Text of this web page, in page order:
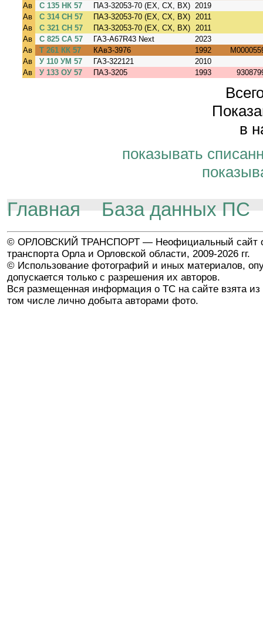
Ав
С 135 НК 57 ПАЗ-32053-70 (EX, CX, BX)
2019
Ав
С 314 СН 57 ПАЗ-32053-70 (EX, CX, BX)
2011
Ав
С 321 СН 57 ПАЗ-32053-70 (EX, CX, BX)
2011
Ав
С 825 СА 57 ГАЗ-A67R43 Next
2023
Ав
Т 261 КК 57 КАвЗ-3976 1992
Ав
У 110 УМ 57 ГАЗ-322121
2010
Ав
У 133 ОУ 57 ПАЗ-3205 1993
в
показывать
Главная База данных ПС
© ОРЛОВСКИЙ ТРАНСПОРТ — Неофициальный сайт
транспорта Орла и Орловской области, 2009-2026 гг.
© Использование фотографий и иных материалов,
допускается только с разрешения их авторов.
Вся размещенная информация о ТС на сайте взята из
том числе лично добыта авторами фото.